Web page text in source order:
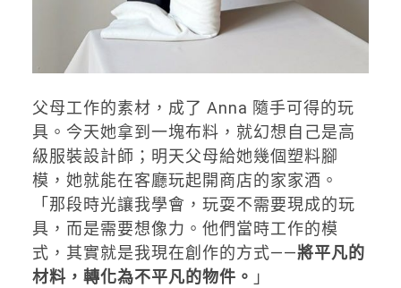
父母工作的素材，成了 Anna 隨手可得的玩
具。今天她拿到一塊布料，就幻想自己是高
級服裝設計師；明天父母給她幾個塑料腳
模，她就能在客廳玩起開商店的家家酒。
「那段時光讓我學會，玩耍不需要現成的玩
具，而是需要想像力。他們當時工作的模
式，其實就是我現在創作的方式——將平凡的
材料，轉化為不平凡的物件。 」